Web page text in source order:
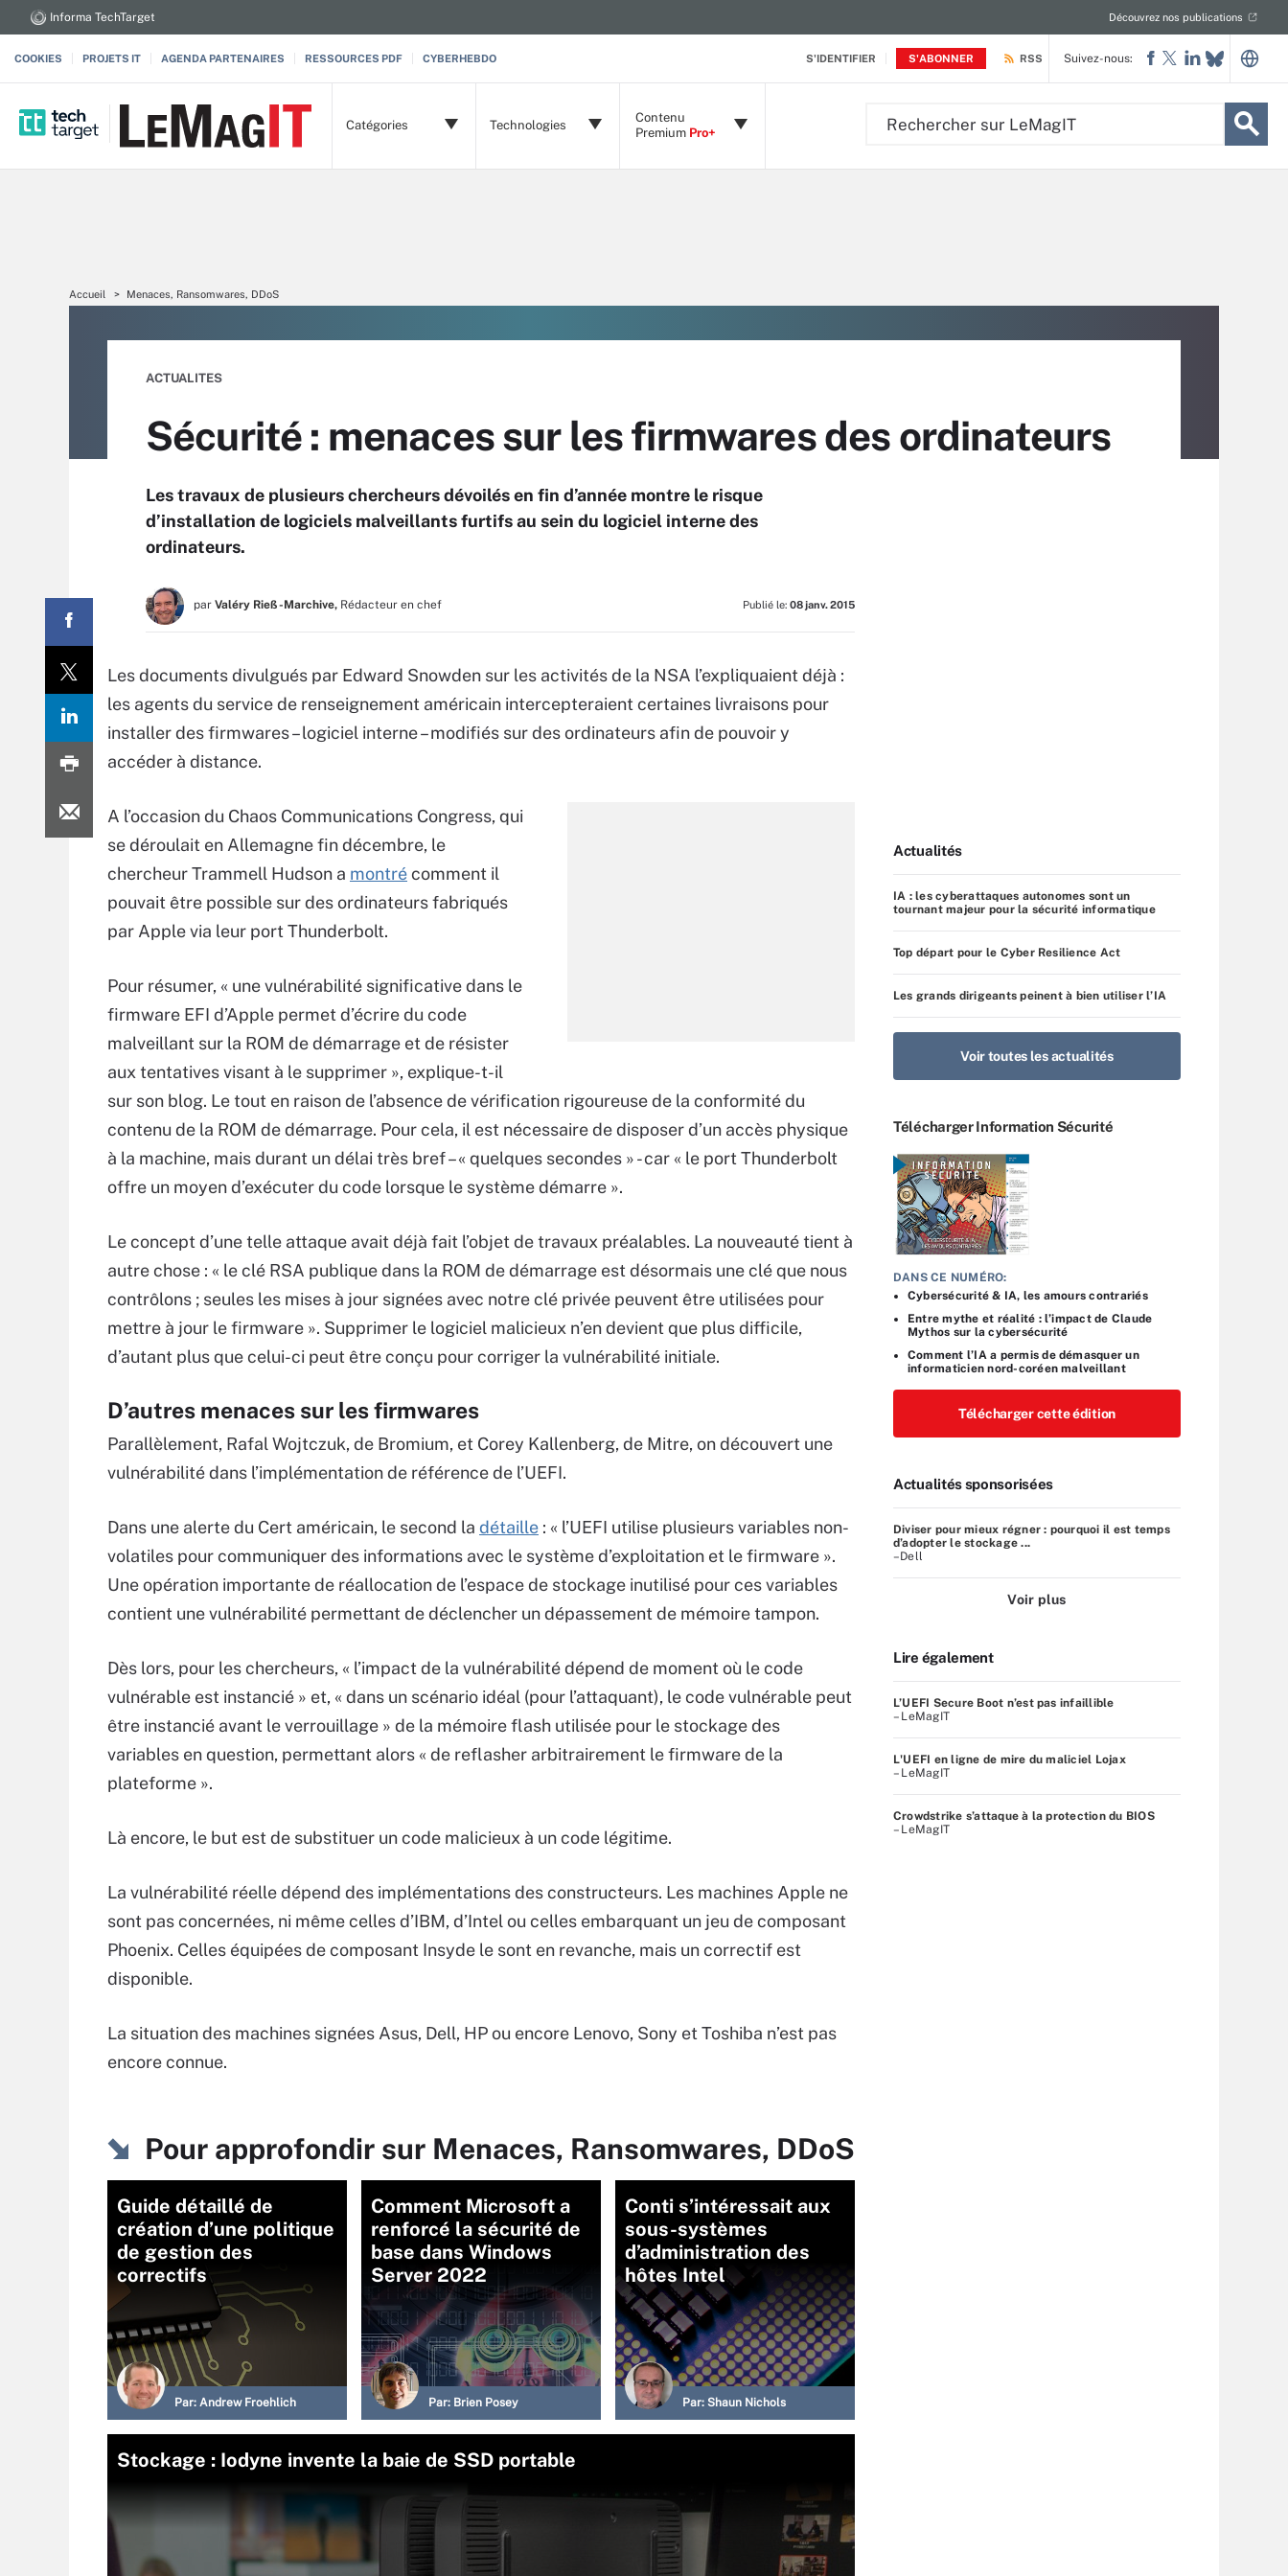
S'IDENTIFIER S'ABONNER
Informa TechTarget Découvrez nos publications
COOKIES PROJETS IT AGENDA PARTENAIRES RESSOURCES PDF CYBERHEBDO RSS
Catégories Technologies
Contenu
Premium Pro+
Suivez-nous:
Accueil Menaces, Ransomwares, DDoS
ACTUALITES
Sécurité : menaces sur les firmwares des ordinateurs
Les travaux de plusieurs chercheurs dévoilés en fin d’année montre le risque
d’installation de logiciels malveillants furtifs au sein du logiciel interne des
ordinateurs.
par Valéry Rieß-Marchive, Rédacteur en chef Publié le: 08 janv. 2015
Les documents divulgués par Edward Snowden sur les activités de la NSA l’expliquaient déjà :
les agents du service de renseignement américain intercepteraient certaines livraisons pour
installer des firmwares – logiciel interne – modifiés sur des ordinateurs afin de pouvoir y
accéder à distance.
A l’occasion du Chaos Communications Congress, qui
se déroulait en Allemagne fin décembre, le
chercheur Trammell Hudson a montrécomment il
pouvait être possible sur des ordinateurs fabriqués
par Apple via leur port Thunderbolt.
Pour résumer, « une vulnérabilité significative dans le
firmware EFI d’Apple permet d’écrire du code
malveillant sur la ROM de démarrage et de résister
aux tentatives visant à le supprimer », explique-t-il
sur son blog. Le tout en raison de l’absence de vérification rigoureuse de la conformité du
contenu de la ROM de démarrage. Pour cela, il est nécessaire de disposer d’un accès physique
à la machine, mais durant un délai très bref – « quelques secondes » - car « le port Thunderbolt
offre un moyen d’exécuter du code lorsque le système démarre ».
Le concept d’une telle attaque avait déjà fait l’objet de travaux préalables. La nouveauté tient à
autre chose : « le clé RSA publique dans la ROM de démarrage est désormais une clé que nous
contrôlons ; seules les mises à jour signées avec notre clé privée peuvent être utilisées pour
mettre à jour le firmware ». Supprimer le logiciel malicieux n’en devient que plus difficile,
d’autant plus que celui-ci peut être conçu pour corriger la vulnérabilité initiale.
D’autres menaces sur les firmwares
Parallèlement, Rafal Wojtczuk, de Bromium, et Corey Kallenberg, de Mitre, on découvert une
vulnérabilité dans l’implémentation de référence de l’UEFI.
Dans une alerte du Cert américain, le second la détaille : « l’UEFI utilise plusieurs variables non-
volatiles pour communiquer des informations avec le système d’exploitation et le firmware ».
Une opération importante de réallocation de l’espace de stockage inutilisé pour ces variables
contient une vulnérabilité permettant de déclencher un dépassement de mémoire tampon.
Dès lors, pour les chercheurs, « l’impact de la vulnérabilité dépend de moment où le code
vulnérable est instancié » et, « dans un scénario idéal (pour l’attaquant), le code vulnérable peut
être instancié avant le verrouillage » de la mémoire flash utilisée pour le stockage des
variables en question, permettant alors « de reflasher arbitrairement le firmware de la
plateforme ».
Là encore, le but est de substituer un code malicieux à un code légitime.
La vulnérabilité réelle dépend des implémentations des constructeurs. Les machines Apple ne
sont pas concernées, ni même celles d’IBM, d’Intel ou celles embarquant un jeu de composant
Phoenix. Celles équipées de composant Insyde le sont en revanche, mais un correctif est
disponible.
La situation des machines signées Asus, Dell, HP ou encore Lenovo, Sony et Toshiba n’est pas
encore connue.
Pour approfondir sur Menaces, Ransomwares, DDoS
Guide détaillé de
création d’une politique
de gestion des
correctifs
Par: Andrew Froehlich
Comment Microsoft a
renforcé la sécurité de
base dans Windows
Server 2022
Par: Brien Posey
Conti s’intéressait aux
sous-systèmes
d’administration des
hôtes Intel
Par: Shaun Nichols
Stockage : Iodyne invente la baie de SSD portable
Actualités
IA : les cyberattaques autonomes sont un
tournant majeur pour la sécurité informatique
Top départ pour le Cyber Resilience Act
Les grands dirigeants peinent à bien utiliser l’IA
Voir toutes les actualités
Télécharger Information Sécurité
DANS CE NUMÉRO:
Cybersécurité & IA, les amours contrariés
Entre mythe et réalité : l’impact de Claude
Mythos sur la cybersécurité
Comment l’IA a permis de démasquer un
informaticien nord-coréen malveillant
Télécharger cette édition
Actualités sponsorisées
Diviser pour mieux régner : pourquoi il est temps
d’adopter le stockage ...
–Dell
Voir plus
Lire également
L’UEFI Secure Boot n’est pas infaillible
– LeMagIT
L'UEFI en ligne de mire du maliciel Lojax
– LeMagIT
Crowdstrike s’attaque à la protection du BIOS
– LeMagIT